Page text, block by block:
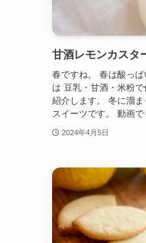
甘酒レモンカスタ
春ですね。 春は酸っ
は 豆乳・甘酒・米粉
紹介します。 冬に溜
スイーツです。 動画
2024年4月5日